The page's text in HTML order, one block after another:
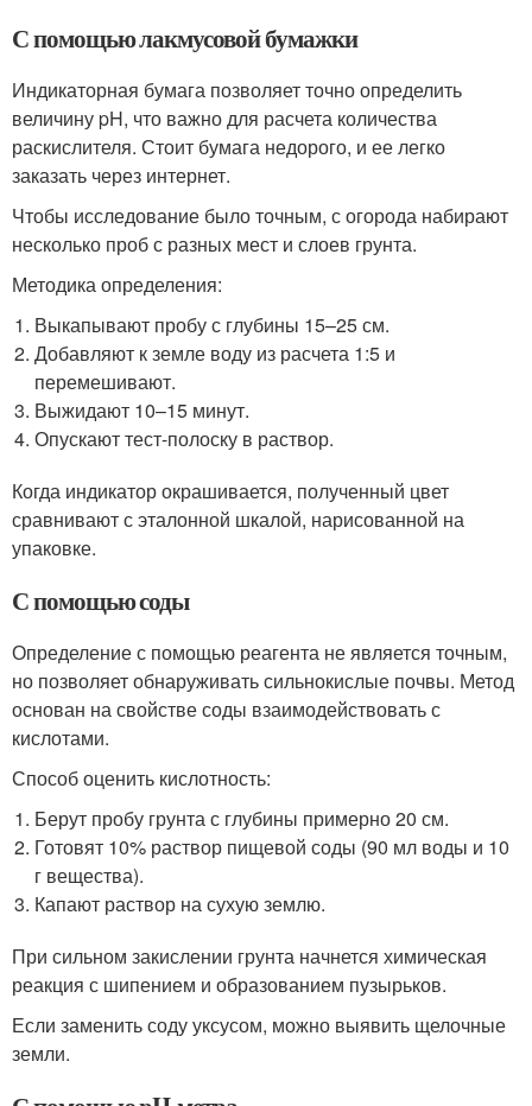
С помощью лакмусовой бумажки
Индикаторная бумага позволяет точно определить
величину pH, что важно для расчета количества
раскислителя. Стоит бумага недорого, и ее легко
заказать через интернет.
Чтобы исследование было точным, с огорода набирают
несколько проб с разных мест и слоев грунта.
Методика определения:
Выкапывают пробу с глубины 15–25 см.
Добавляют к земле воду из расчета 1:5 и
перемешивают.
Выжидают 10–15 минут.
Опускают тест-полоску в раствор.
Когда индикатор окрашивается, полученный цвет
сравнивают с эталонной шкалой, нарисованной на
упаковке.
С помощью соды
Определение с помощью реагента не является точным,
но позволяет обнаруживать сильнокислые почвы. Метод
основан на свойстве соды взаимодействовать с
кислотами.
Способ оценить кислотность:
Берут пробу грунта с глубины примерно 20 см.
Готовят 10% раствор пищевой соды (90 мл воды и 10
г вещества).
Капают раствор на сухую землю.
При сильном закислении грунта начнется химическая
реакция с шипением и образованием пузырьков.
Если заменить соду уксусом, можно выявить щелочные
земли.